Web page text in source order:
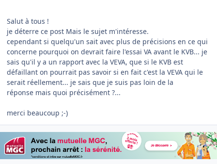
Salut à tous !
je déterre ce post Mais le sujet m'intéresse.
cependant si quelqu'un sait avec plus de précisions en ce qui
concerne pourquoi on devrait faire l'essai VA avant le KVB... je
sais qu'il y a un rapport avec la VEVA, que si le KVB est
défaillant on pourrait pas savoir si en fait c'est la VEVA qui le
serait réellement... je sais que je suis pas loin de la
réponse mais quoi précisément ?...
merci beaucoup ;-)